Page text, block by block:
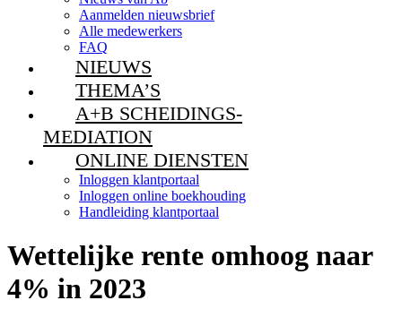
Aanmelden nieuwsbrief
Alle medewerkers
FAQ
NIEUWS
THEMA’S
A+B SCHEIDINGS-
MEDIATION
ONLINE DIENSTEN
Inloggen klantportaal
Inloggen online boekhouding
Handleiding klantportaal
Wettelijke rente omhoog naar
4% in 2023